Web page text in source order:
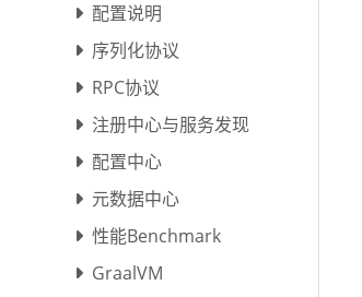
配置说明
序列化协议
RPC协议
注册中心与服务发现
配置中心
元数据中心
性能Benchmark
GraalVM